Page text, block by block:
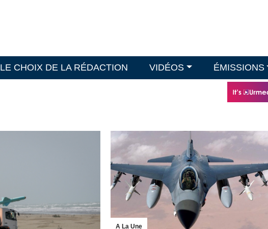
LE CHOIX DE LA RÉDACTION VIDÉOS ÉMISSIONS
A La Une